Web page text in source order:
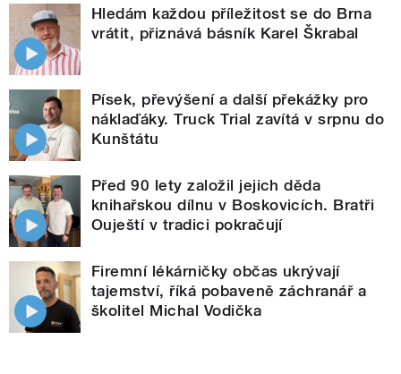
Hledám každou příležitost se do Brna
vrátit, přiznává básník Karel Škrabal
Písek, převýšení a další překážky pro
náklaďáky. Truck Trial zavítá v srpnu do
Kunštátu
Před 90 lety založil jejich děda
knihařskou dílnu v Boskovicích. Bratři
Ouještí v tradici pokračují
Firemní lékárničky občas ukrývají
tajemství, říká pobaveně záchranář a
školitel Michal Vodička